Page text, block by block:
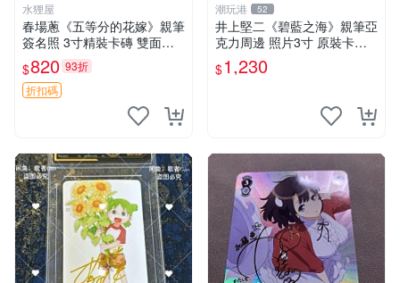
水狸屋
春場蔥《五等分的花嫁》親筆
簽名照 3寸精裝卡磚 雙面收
藏相框 親簽限量周邊 收藏推
薦 花嫁相片 現象級漫改 相框
收藏 周邊精品
$820 93折
折扣碼
潮玩港 52
井上堅二《碧藍之海》親筆亞
克力周邊 照片3寸 原裝卡磚
收藏級面簽 碧藍之海 井上堅
二 規章
$1,230